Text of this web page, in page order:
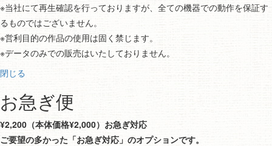
※当社にて再生確認を行っておりますが、全ての機器での動作を保証す
るものではございません。
※営利目的の作品の使用は固く禁じます。
※データのみでの販売はいたしておりません。
閉じる
お急ぎ便
¥2,200（本体価格¥2,000）お急ぎ対応
ご要望の多かった「お急ぎ対応」のオプションです。